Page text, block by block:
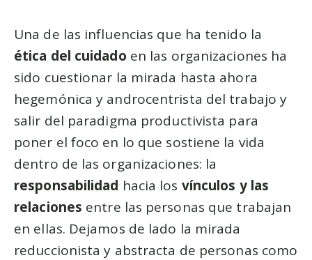
Una de las influencias que ha tenido la
ética del cuidado en las organizaciones ha
sido cuestionar la mirada hasta ahora
hegemónica y androcentrista del trabajo y
salir del paradigma productivista para
poner el foco en lo que sostiene la vida
dentro de las organizaciones: la
responsabilidad hacia los vínculos y las
relaciones entre las personas que trabajan
en ellas. Dejamos de lado la mirada
reduccionista y abstracta de personas como